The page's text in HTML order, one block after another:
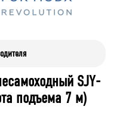
SJY-
подъема 7 м)